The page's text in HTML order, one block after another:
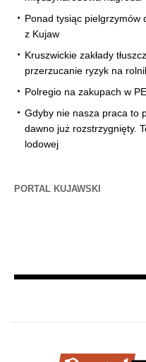
Ponad tysiąc pielgrzymów
z Kujaw
Kruszwickie zakłady
przerzucanie ryzyk na
Polregio na zakupach w
Gdyby nie nasza praca to
dawno już rozstrzygnięty.
lodowej
PORTAL KUJAWSKI